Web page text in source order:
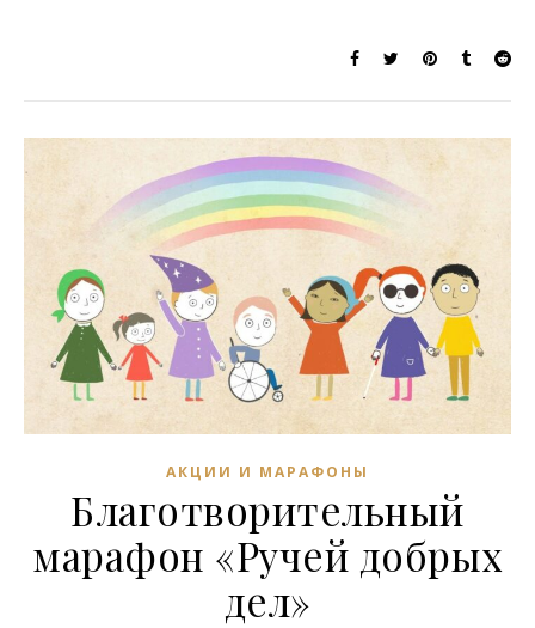
АКЦИИ И МАРАФОНЫ
Благотворительный
марафон «Ручей добрых
дел»